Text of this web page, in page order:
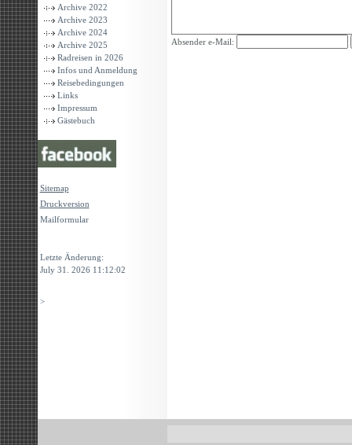
Archive 2022
Archive 2023
Archive 2024
Archive 2025
Radreisen in 2026
Infos und Anmeldung
Reisebedingungen
Links
Impressum
Gästebuch
Sitemap
Druckversion
Mailformular
Letzte Änderung:
July 31. 2026 11:12:02
>
Absender e-Mail: